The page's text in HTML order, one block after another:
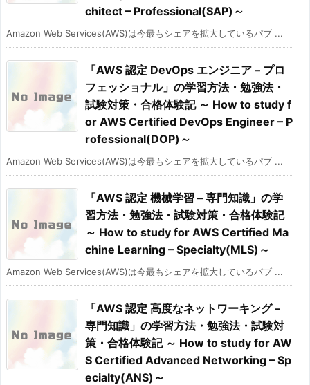
chitect – Professional(SAP)～
Amazon Web Services(AWS)は今最もシェアを拡大しているパブ ...
「AWS 認定 DevOps エンジニア – プロ
フェッショナル」の学習方法・勉強法・
試験対策・合格体験記 ～ How to study f
or AWS Certified DevOps Engineer – P
rofessional(DOP)～
Amazon Web Services(AWS)は今最もシェアを拡大しているパブ ...
「AWS 認定 機械学習 – 専門知識」の学
習方法・勉強法・試験対策・合格体験記
～ How to study for AWS Certified Ma
chine Learning – Specialty(MLS)～
Amazon Web Services(AWS)は今最もシェアを拡大しているパブ ...
「AWS 認定 高度なネットワーキング –
専門知識」の学習方法・勉強法・試験対
策・合格体験記 ～ How to study for AW
S Certified Advanced Networking – Sp
ecialty(ANS)～